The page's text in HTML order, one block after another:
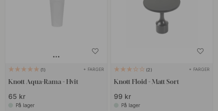
1 + FARGER
Knott Aqua-Rama - Hvit
65 kr
På lager
2 + FARGER
Knott Floid - Matt Sort
99 kr
På lager